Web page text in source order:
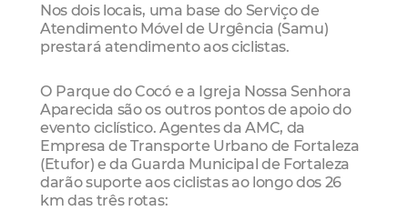
Nos dois locais, uma base do Serviço de
Atendimento Móvel de Urgência (Samu)
prestará atendimento aos ciclistas.
O Parque do Cocó e a Igreja Nossa Senhora
Aparecida são os outros pontos de apoio do
evento ciclístico. Agentes da AMC, da
Empresa de Transporte Urbano de Fortaleza
(Etufor) e da Guarda Municipal de Fortaleza
darão suporte aos ciclistas ao longo dos 26
km das três rotas: